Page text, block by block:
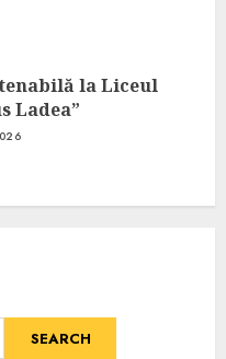
la Liceul
Ladea”
SEARCH